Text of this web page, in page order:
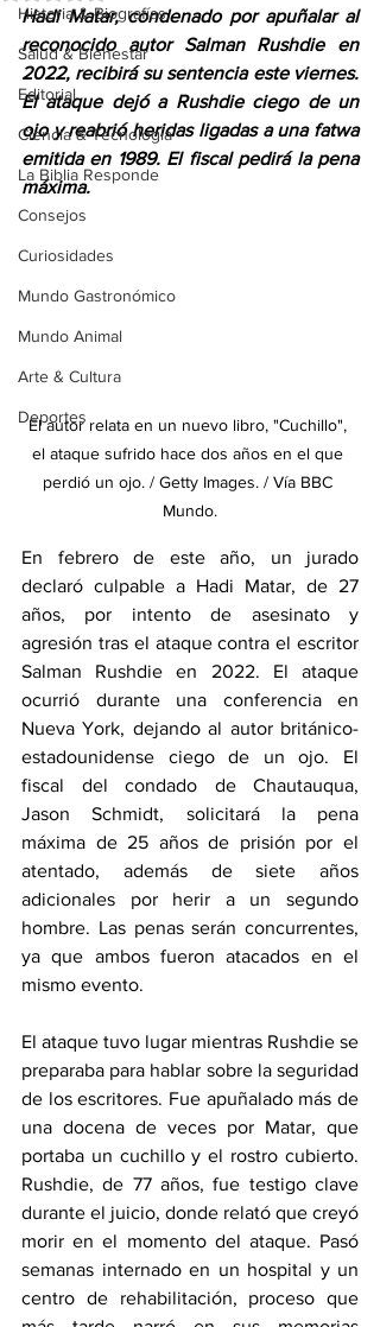
Historia & Biografías
Salud & Bienestar
Editorial
Ciencia & Tecnología
La Biblia Responde
Consejos
Curiosidades
Mundo Gastronómico
Mundo Animal
Arte & Cultura
Deportes
Hadi Matar, condenado por apuñalar al
reconocido autor Salman Rushdie en
2022, recibirá su sentencia este viernes.
El ataque dejó a Rushdie ciego de un
ojo y reabrió heridas ligadas a una fatwa
emitida en 1989. El fiscal pedirá la pena
máxima.
El autor relata en un nuevo libro, "Cuchillo",
el ataque sufrido hace dos años en el que
perdió un ojo. / Getty Images. / Vía BBC
Mundo.
En febrero de este año, un jurado
declaró culpable a Hadi Matar, de 27
años, por intento de asesinato y
agresión tras el ataque contra el escritor
Salman Rushdie en 2022. El ataque
ocurrió durante una conferencia en
Nueva York, dejando al autor británico-
estadounidense ciego de un ojo. El
fiscal del condado de Chautauqua,
Jason Schmidt, solicitará la pena
máxima de 25 años de prisión por el
atentado, además de siete años
adicionales por herir a un segundo
hombre. Las penas serán concurrentes,
ya que ambos fueron atacados en el
mismo evento.
El ataque tuvo lugar mientras Rushdie se
preparaba para hablar sobre la seguridad
de los escritores. Fue apuñalado más de
una docena de veces por Matar, que
portaba un cuchillo y el rostro cubierto.
Rushdie, de 77 años, fue testigo clave
durante el juicio, donde relató que creyó
morir en el momento del ataque. Pasó
semanas internado en un hospital y un
centro de rehabilitación, proceso que